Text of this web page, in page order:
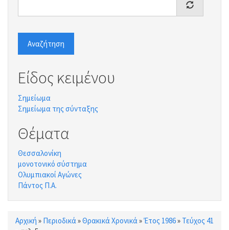
Αναζήτηση
Είδος κειμένου
Σημείωμα
Σημείωμα της σύνταξης
Θέματα
Θεσσαλονίκη
μονοτονικό σύστημα
Ολυμπιακοί Αγώνες
Πάντος Π.Α.
Αρχική » Περιοδικά»Θρακικά Χρονικά»Έτος 1986» Τεύχος 41